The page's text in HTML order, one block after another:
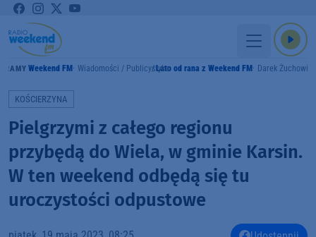
GRAMY Weekend FM Wiadomości / PublicystykaLato od rana z Weekend FM Darek Żuchowicz
KOŚCIERZYNA
Pielgrzymi z całego regionu
przybędą do Wiela, w gminie Karsin.
W ten weekend odbędą się tu
uroczystości odpustowe